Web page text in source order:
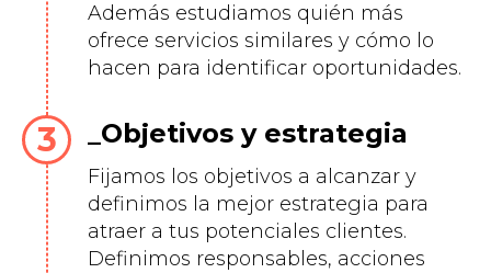
Además estudiamos quién más
ofrece servicios similares y cómo lo
hacen para identificar oportunidades.
Objetivos y estrategia
Fijamos los objetivos a alcanzar y
definimos la mejor estrategia para
atraer a tus potenciales clientes.
Definimos responsables, acciones